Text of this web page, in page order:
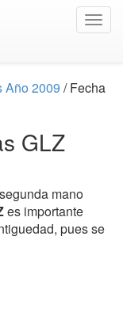
Año 2009 / Fecha
GLZ
mano
es importante
pues se